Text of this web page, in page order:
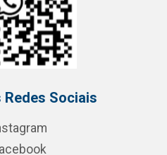
Sociais